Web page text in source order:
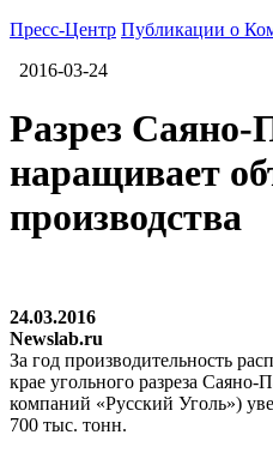
Пресс-Центр Публикации о
2016-03-24
Разрез Саяно-
наращивает
производства
24.03.2016
Newslab.ru
За год производительность
крае угольного разреза
компаний «Русский Уголь»)
700 тыс. тонн.